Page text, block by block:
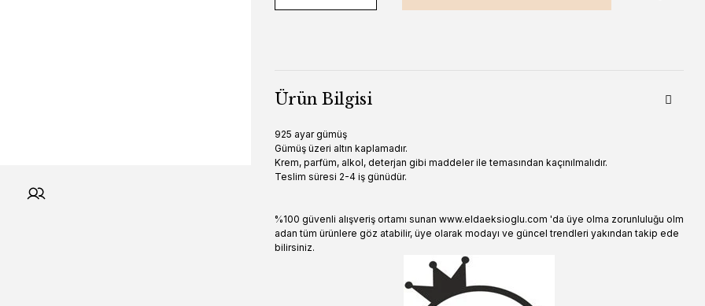
Ürün Bilgisi
925 ayar gümüş
Gümüş üzeri altın kaplamadır.
Krem, parfüm, alkol, deterjan gibi maddeler ile temasından kaçınılmalıdır.
Teslim süresi 2-4 iş günüdür.
%100 güvenli alışveriş ortamı sunan www.eldaeksioglu.com 'da üye olma zorunluluğu olm
adan tüm ürünlere göz atabilir, üye olarak modayı ve güncel trendleri yakından takip ede
bilirsiniz.